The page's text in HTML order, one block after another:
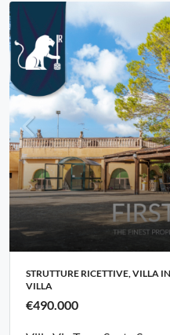
STRUTTURE RICETTIVE, VILLA
VILLA
€490.000